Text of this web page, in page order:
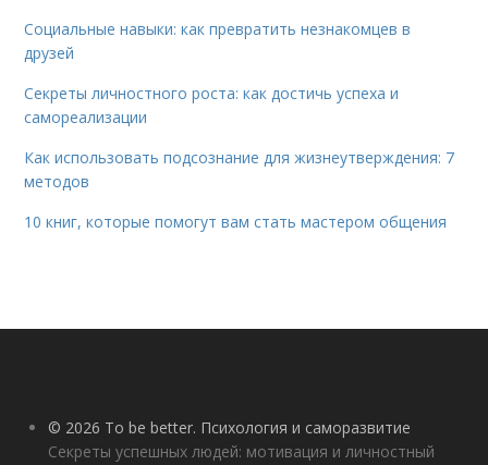
Социальные навыки: как превратить незнакомцев в
друзей
Секреты личностного роста: как достичь успеха и
самореализации
Как использовать подсознание для жизнеутверждения: 7
методов
10 книг, которые помогут вам стать мастером общения
© 2026 To be better. Психология и саморазвитие
Секреты успешных людей: мотивация и личностный